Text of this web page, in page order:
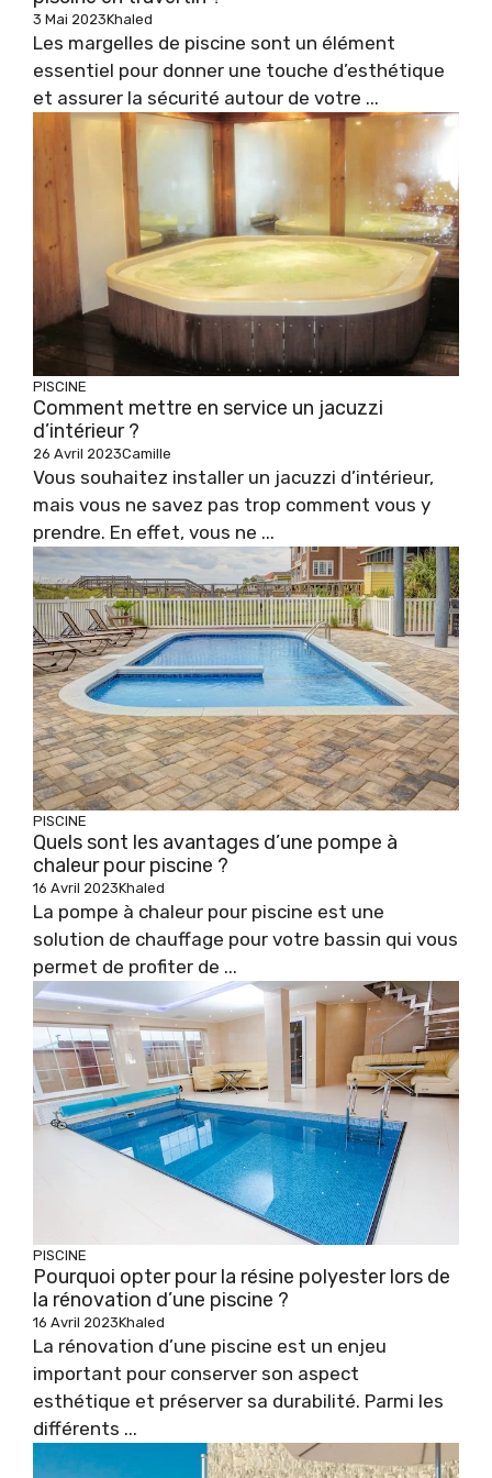
3 Mai 2023Khaled
Les margelles de piscine sont un élément
essentiel pour donner une touche d’esthétique
et assurer la sécurité autour de votre ...
PISCINE
Comment mettre en service un jacuzzi
d’intérieur ?
26 Avril 2023Camille
Vous souhaitez installer un jacuzzi d’intérieur,
mais vous ne savez pas trop comment vous y
prendre. En effet, vous ne ...
PISCINE
Quels sont les avantages d’une pompe à
chaleur pour piscine ?
16 Avril 2023Khaled
La pompe à chaleur pour piscine est une
solution de chauffage pour votre bassin qui vous
permet de profiter de ...
PISCINE
Pourquoi opter pour la résine polyester lors de
la rénovation d’une piscine ?
16 Avril 2023Khaled
La rénovation d’une piscine est un enjeu
important pour conserver son aspect
esthétique et préserver sa durabilité. Parmi les
différents ...